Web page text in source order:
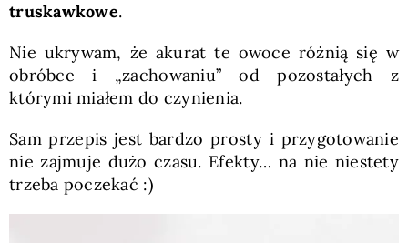
truskawkowe.
Nie ukrywam, że akurat te owoce różnią się w
obróbce i „zachowaniu” od pozostałych z
którymi miałem do czynienia.
Sam przepis jest bardzo prosty i przygotowanie
nie zajmuje dużo czasu. Efekty… na nie niestety
trzeba poczekać :)